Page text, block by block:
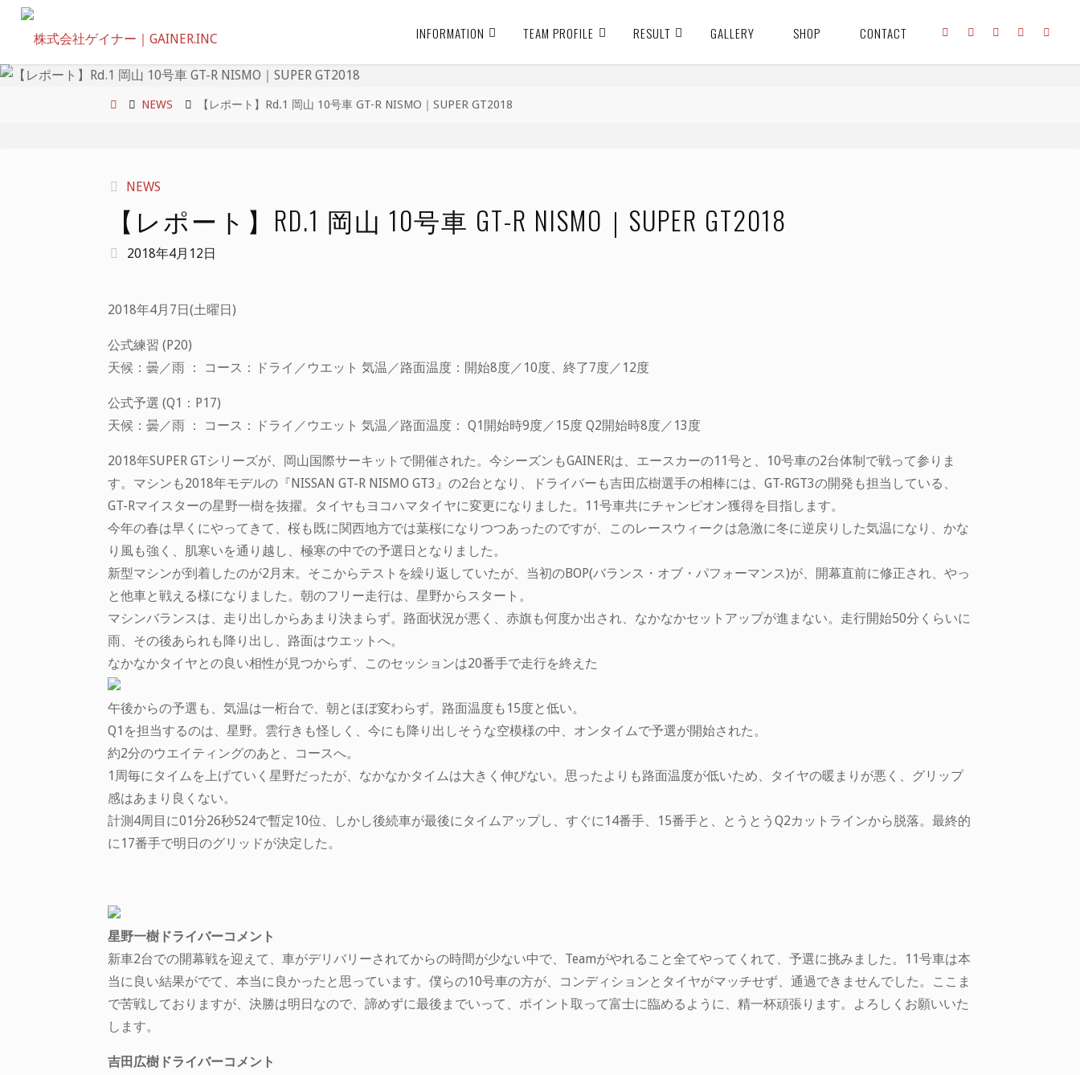
ン
INFORMATION TEAM PROFILE RESULT GALLERY SHOP CONTACT
ホ
NEWS 【レポート】Rd.1 岡山 10号車 GT-R NISMO｜SUPER GT2018
NEWS
【レポート】RD.1 岡山 10号車 GT-R NISMO｜SUPER GT2018
2018年4月12日
2018年4月7日(土曜日)
公式練習 (P20)
天候：曇／雨 ： コース：ドライ／ウエット 気温／路面温度：開始8度／10度、終了7度／12度
公式予選 (Q1：P17)
天候：曇／雨 ： コース：ドライ／ウエット 気温／路面温度： Q1開始時9度／15度 Q2開始時8度／13度
2018年SUPER GTシリーズが、岡山国際サーキットで開催された。今シーズンもGAINERは、エースカーの11号と、10号車の2台体制で戦って参りま
す。マシンも2018年モデルの『NISSAN GT-R NISMO GT3』の2台となり、ドライバーも吉田広樹選手の相棒には、GT-RGT3の開発も担当している、
GT-Rマイスターの星野一樹を抜擢。タイヤもヨコハマタイヤに変更になりました。11号車共にチャンピオン獲得を目指します。
今年の春は早くにやってきて、桜も既に関西地方では葉桜になりつつあったのですが、このレースウィークは急激に冬に逆戻りした気温になり、かな
り風も強く、肌寒いを通り越し、極寒の中での予選日となりました。
新型マシンが到着したのが2月末。そこからテストを繰り返していたが、当初のBOP(バランス・オブ・パフォーマンス)が、開幕直前に修正され、やっ
と他車と戦える様になりました。朝のフリー走行は、星野からスタート。
マシンバランスは、走り出しからあまり決まらず。路面状況が悪く、赤旗も何度か出され、なかなかセットアップが進まない。走行開始50分くらいに
雨、その後あられも降り出し、路面はウエットへ。
なかなかタイヤとの良い相性が見つからず、このセッションは20番手で走行を終えた
午後からの予選も、気温は一桁台で、朝とほぼ変わらず。路面温度も15度と低い。
Q1を担当するのは、星野。雲行きも怪しく、今にも降り出しそうな空模様の中、オンタイムで予選が開始された。
約2分のウエイティングのあと、コースへ。
1周毎にタイムを上げていく星野だったが、なかなかタイムは大きく伸びない。思ったよりも路面温度が低いため、タイヤの暖まりが悪く、グリップ
感はあまり良くない。
計測4周目に01分26秒524で暫定10位、しかし後続車が最後にタイムアップし、すぐに14番手、15番手と、とうとうQ2カットラインから脱落。最終的
に17番手で明日のグリッドが決定した。
星野一樹ドライバーコメント
新車2台での開幕戦を迎えて、車がデリバリーされてからの時間が少ない中で、Teamがやれること全てやってくれて、予選に挑みました。11号車は本
当に良い結果がでて、本当に良かったと思っています。僕らの10号車の方が、コンディションとタイヤがマッチせず、通過できませんでした。ここま
で苦戦しておりますが、決勝は明日なので、諦めずに最後までいって、ポイント取って富士に臨めるように、精一杯頑張ります。よろしくお願いいた
します。
吉田広樹ドライバーコメント